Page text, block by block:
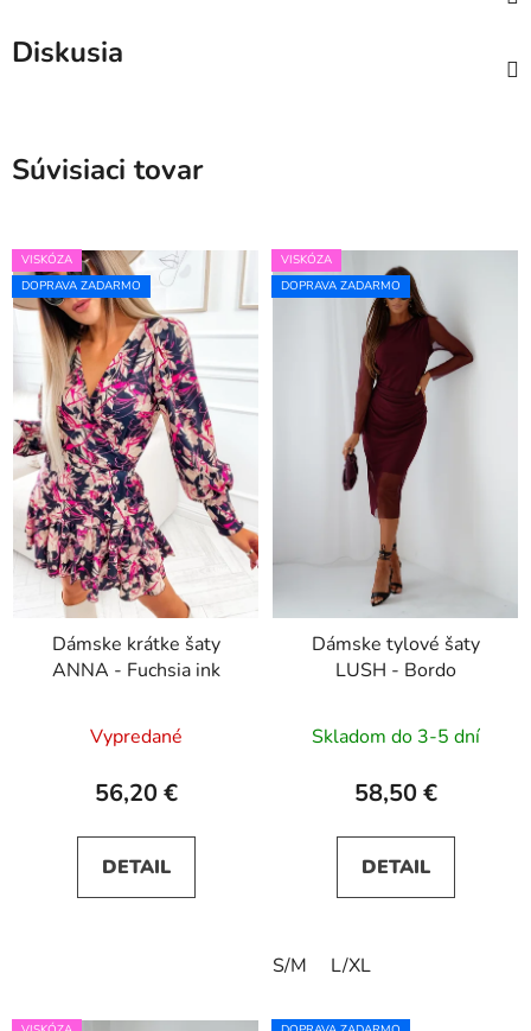
Diskusia
Súvisiaci tovar
VISKÓZA
DOPRAVA ZADARMO
Dámske krátke šaty
ANNA - Fuchsia ink
Vypredané
56,20 €
DETAIL
VISKÓZA
DOPRAVA ZADARMO
Dámske tylové šaty
LUSH - Bordo
Skladom do 3-5 dní
58,50 €
DETAIL
S/M L/XL